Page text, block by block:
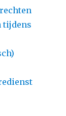
tijdens